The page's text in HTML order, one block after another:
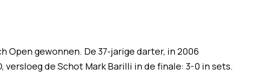
Open gewonnen. De 37-jarige darter, in 2006
versloeg de Schot Mark Barilli in de finale: 3-0 in sets.